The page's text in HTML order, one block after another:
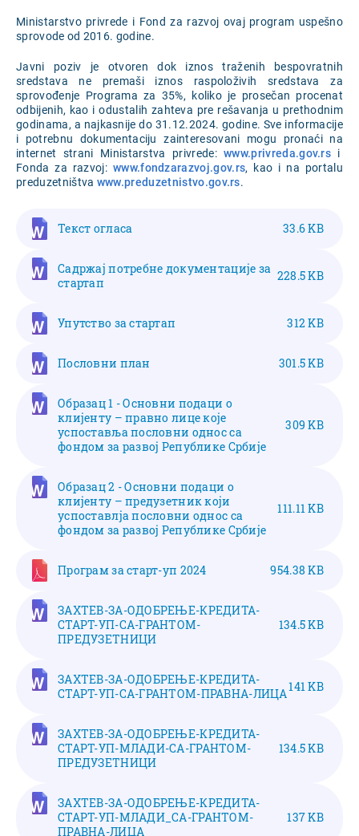
Ministarstvo privrede i Fond za razvoj ovaj program uspešno
sprovode od 2016. godine.
Javni poziv je otvoren dok iznos traženih bespovratnih
sredstava ne premaši iznos raspoloživih sredstava za
sprovođenje Programa za 35%, koliko je prosečan procenat
odbijenih, kao i odustalih zahteva pre rešavanja u prethodnim
godinama, a najkasnije do 31.12.2024. godine. Sve informacije
i potrebnu dokumentaciju zainteresovani mogu pronaći na
internet strani Ministarstva privrede:www.privreda.gov.rs i
Fonda za razvoj: www.fondzarazvoj.gov.rs, kao i na portalu
preduzetništva www.preduzetnistvo.gov.rs.
Текст огласа 33.6 KB
Садржај потребне документације за
стартап
228.5 KB
Упутство за стартап 312 KB
Пословни план 301.5 KB
Образац 1 - Основни подаци о
клијенту – правно лице које
успоставља пословни однос са
фондом за развој Републике Србије
309 KB
Образац 2 - Основни подаци о
клијенту – предузетник који
успоставлја пословни однос са
фондом за развој Републике Србије
111.11 KB
Програм за старт-уп 2024 954.38 KB
ЗАХТЕВ-ЗА-ОДОБРЕЊЕ-КРЕДИТА-
СТАРТ-УП-СА-ГРАНТОМ-
ПРЕДУЗЕТНИЦИ
134.5 KB
ЗАХТЕВ-ЗА-ОДОБРЕЊЕ-КРЕДИТА-
СТАРТ-УП-СА-ГРАНТОМ-ПРАВНА-ЛИЦА141 KB
ЗАХТЕВ-ЗА-ОДОБРЕЊЕ-КРЕДИТА-
СТАРТ-УП-МЛАДИ-СА-ГРАНТОМ-
ПРЕДУЗЕТНИЦИ
134.5 KB
ЗАХТЕВ-ЗА-ОДОБРЕЊЕ-КРЕДИТА-
СТАРТ-УП-МЛАДИ_СА-ГРАНТОМ-
ПРАВНА-ЛИЦА
137 KB